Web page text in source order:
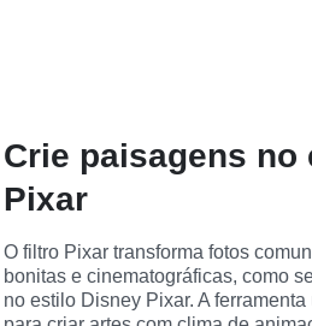
Crie paisagens no
Pixar
O filtro Pixar transforma fotos
bonitas e cinematográficas, como
no estilo Disney Pixar. A